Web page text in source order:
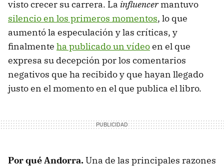
visto crecer su carrera. La influencermantuvo
silencio en los primeros momentos, lo que
aumentó la especulación y las críticas, y
finalmente ha publicado un vídeoen el que
expresa su decepción por los comentarios
negativos que ha recibido y que hayan llegado
justo en el momento en el que publica el libro.
Por qué Andorra.Una de las principales razones